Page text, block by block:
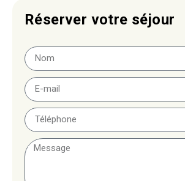
Réserver votre séjour